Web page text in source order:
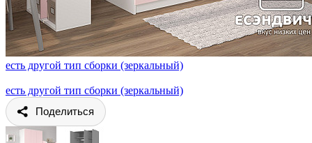
есть другой тип сборки (зеркальный)
есть другой тип сборки (зеркальный)
Поделиться